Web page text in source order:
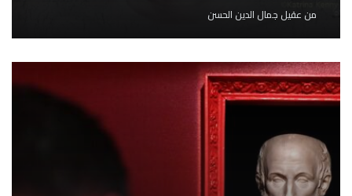
من عقيل جمال الدين الحسن